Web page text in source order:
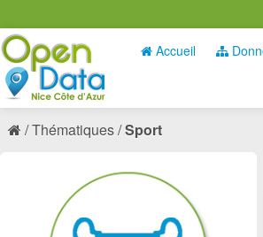
Accueil
Thématiques Sport